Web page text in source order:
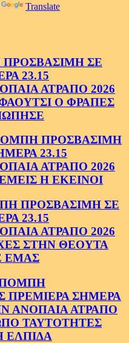
Translate
ΣΕ
23.15
ΑΤΡΑΠΟ 2026
Ο ΦΡΑΠΕΣ
ΠΡΟΣΒΑΣΙΜΗ
23.15
ΑΤΡΑΠΟ 2026
Η ΕΚΕΙΝΟΙ
ΠΡΟΣΒΑΣΙΜΗ ΣΕ
23.15
ΑΤΡΑΠΟ 2026
ΣΤΗΝ ΘΕΟΥΤΑ
ΕΜΑΣ
ΠΡΕΜΙΕΡΑ ΣΗΜΕΡΑ
ΑΝΟΠΑΙΑ ΑΤΡΑΠΟ
ΤΑΥΤΟΤΗΤΕΣ
ΕΛΠΙΔΑ